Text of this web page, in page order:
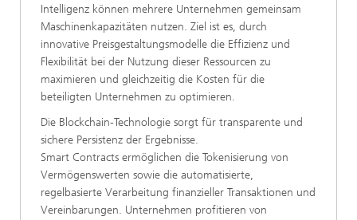
Intelligenz können mehrere Unternehmen gemeinsam
Maschinenkapazitäten nutzen. Ziel ist es, durch
innovative Preisgestaltungsmodelle die Effizienz und
Flexibilität bei der Nutzung dieser Ressourcen zu
maximieren und gleichzeitig die Kosten für die
beteiligten Unternehmen zu optimieren.
Die Blockchain-Technologie sorgt für transparente und
sichere Persistenz der Ergebnisse.
Smart Contracts ermöglichen die Tokenisierung von
Vermögenswerten sowie die automatisierte,
regelbasierte Verarbeitung finanzieller Transaktionen und
Vereinbarungen. Unternehmen profitieren von